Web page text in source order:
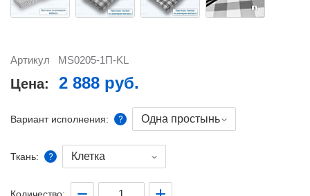
Артикул MS0205-1П-KL
Цена: 2 888 руб.
Вариант исполнения: Одна простынь
Ткань: Клетка